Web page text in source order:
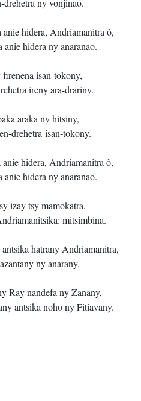
hidera, Andriamanitra ô,
hidera ny anaranao.
isan-tokony,
ireny ara-drariny.
araka ny hitsiny,
drehetra isan-tokony.
hidera, Andriamanitra ô,
hidera ny anaranao.
izay tsy mamokatra,
mitsimbina.
hatrany Andriamanitra,
ny anarany.
nandefa ny Zanany,
antsika noho ny Fitiavany.